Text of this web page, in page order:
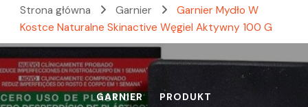
Strona główna Garnier
Garnier Mydło W
Kostce Naturalne Skinactive Węgiel Aktywny 100 G
GARNIER PRODUKT